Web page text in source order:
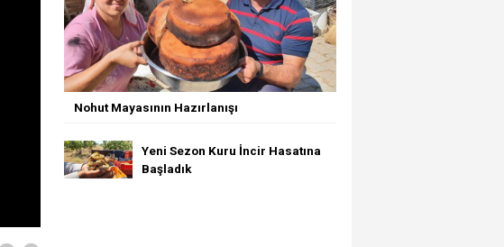
Nohut Mayasının Hazırlanışı
Yeni Sezon Kuru İncir Hasatına
Başladık